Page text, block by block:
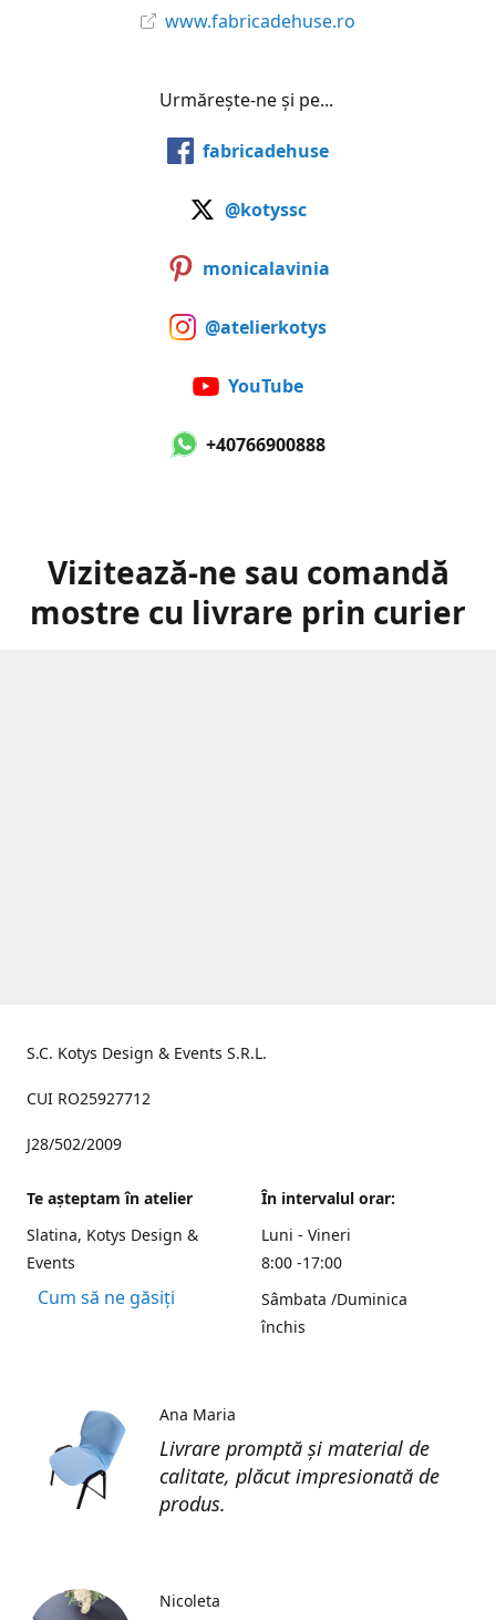
www.fabricadehuse.ro
Urmărește-ne și pe...
fabricadehuse
@kotyssc
monicalavinia
@atelierkotys
YouTube
+40766900888
Vizitează-ne sau comandă
mostre cu livrare prin curier
S.C. Kotys Design & Events S.R.L.
CUI RO25927712
J28/502/2009
Te aşteptam în atelier
Slatina, Kotys Design &
Events
Cum să ne găsiți
În intervalul orar:
Luni - Vineri
8:00 -17:00
Sâmbata /Duminica
închis
Livrare promptă și material de
calitate, plăcut impresionată de
produs.
Ana Maria
Nicoleta